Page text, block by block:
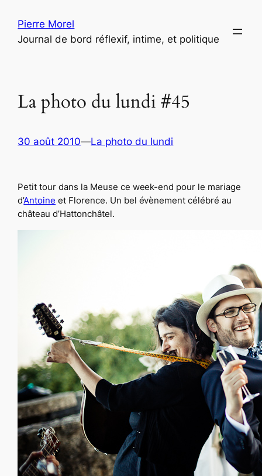
contenu
Pierre Morel
Journal de bord réflexif, intime, et politique
La photo du lundi #45
30 août 2010—La photo du lundi
Petit tour dans la Meuse ce week-end pour le mariage
d’Antoine et Florence. Un bel évènement célébré au
château d’Hattonchâtel.